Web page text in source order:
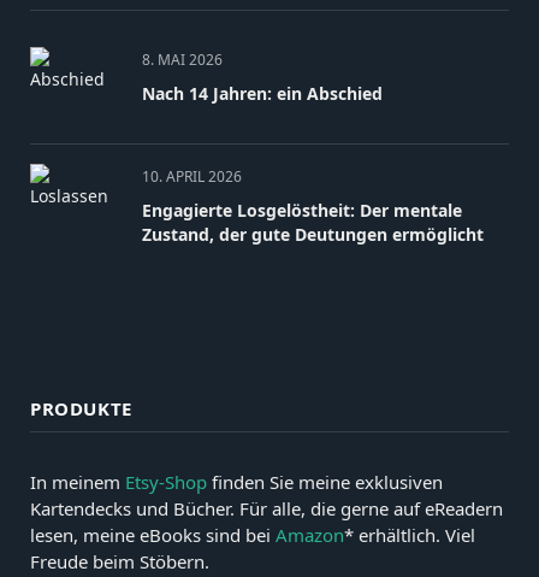
8. MAI 2026
Nach 14 Jahren: ein Abschied
10. APRIL 2026
Engagierte Losgelöstheit: Der mentale
Zustand, der gute Deutungen ermöglicht
PRODUKTE
In meinem Etsy-Shop finden Sie meine exklusiven
Kartendecks und Bücher. Für alle, die gerne auf eReadern
lesen, meine eBooks sind bei Amazon* erhältlich. Viel
Freude beim Stöbern.